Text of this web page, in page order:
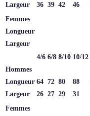
Largeur
36 39 42 46
Femmes
Longueur
Largeur
4/6 6/8 8/10 10/12
Hommes
Longueur 64 72 80 88
Largeur
26 27 29 31
Femmes